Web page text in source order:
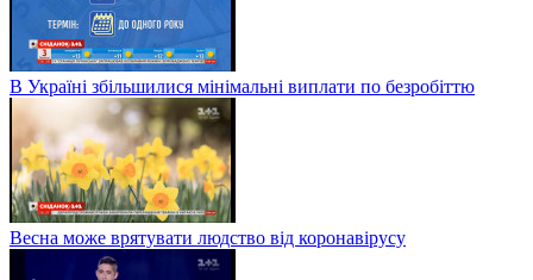
В Україні збільшилися мінімальні виплати по безробіттю
Весна може врятувати людство від коронавірусу